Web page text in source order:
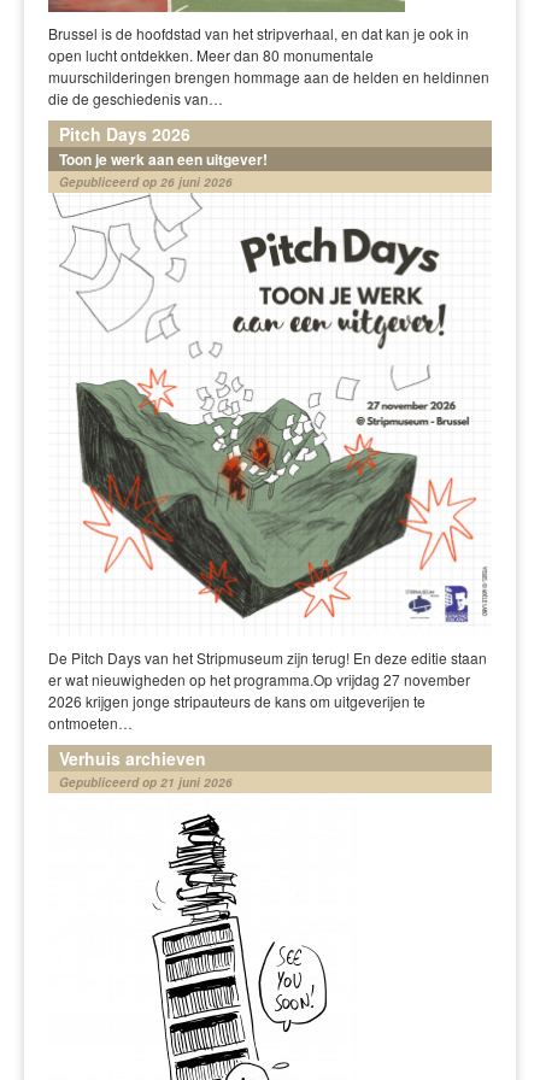
Brussel is de hoofdstad van het stripverhaal, en dat kan je ook in
open lucht ontdekken. Meer dan 80 monumentale
muurschilderingen brengen hommage aan de helden en heldinnen
die de geschiedenis van…
Pitch Days 2026
Toon je werk aan een uitgever!
Gepubliceerd op 26 juni 2026
De Pitch Days van het Stripmuseum zijn terug! En deze editie staan
er wat nieuwigheden op het programma.Op vrijdag 27 november
2026 krijgen jonge stripauteurs de kans om uitgeverijen te
ontmoeten…
Verhuis archieven
Gepubliceerd op 21 juni 2026